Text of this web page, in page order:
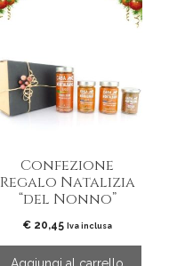
Confezione
Regalo Natalizia
“del Nonno”
€20,45 Iva inclusa